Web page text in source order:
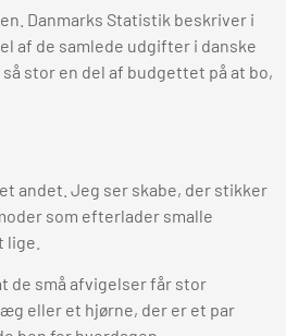
Danmarks Statistik beskriver i
af de samlede udgifter i danske
så stor en del af budgettet på at bo,
andet. Jeg ser skabe, der stikker
som efterlader smalle
de små afvigelser får stor
eller et hjørne, der er et par